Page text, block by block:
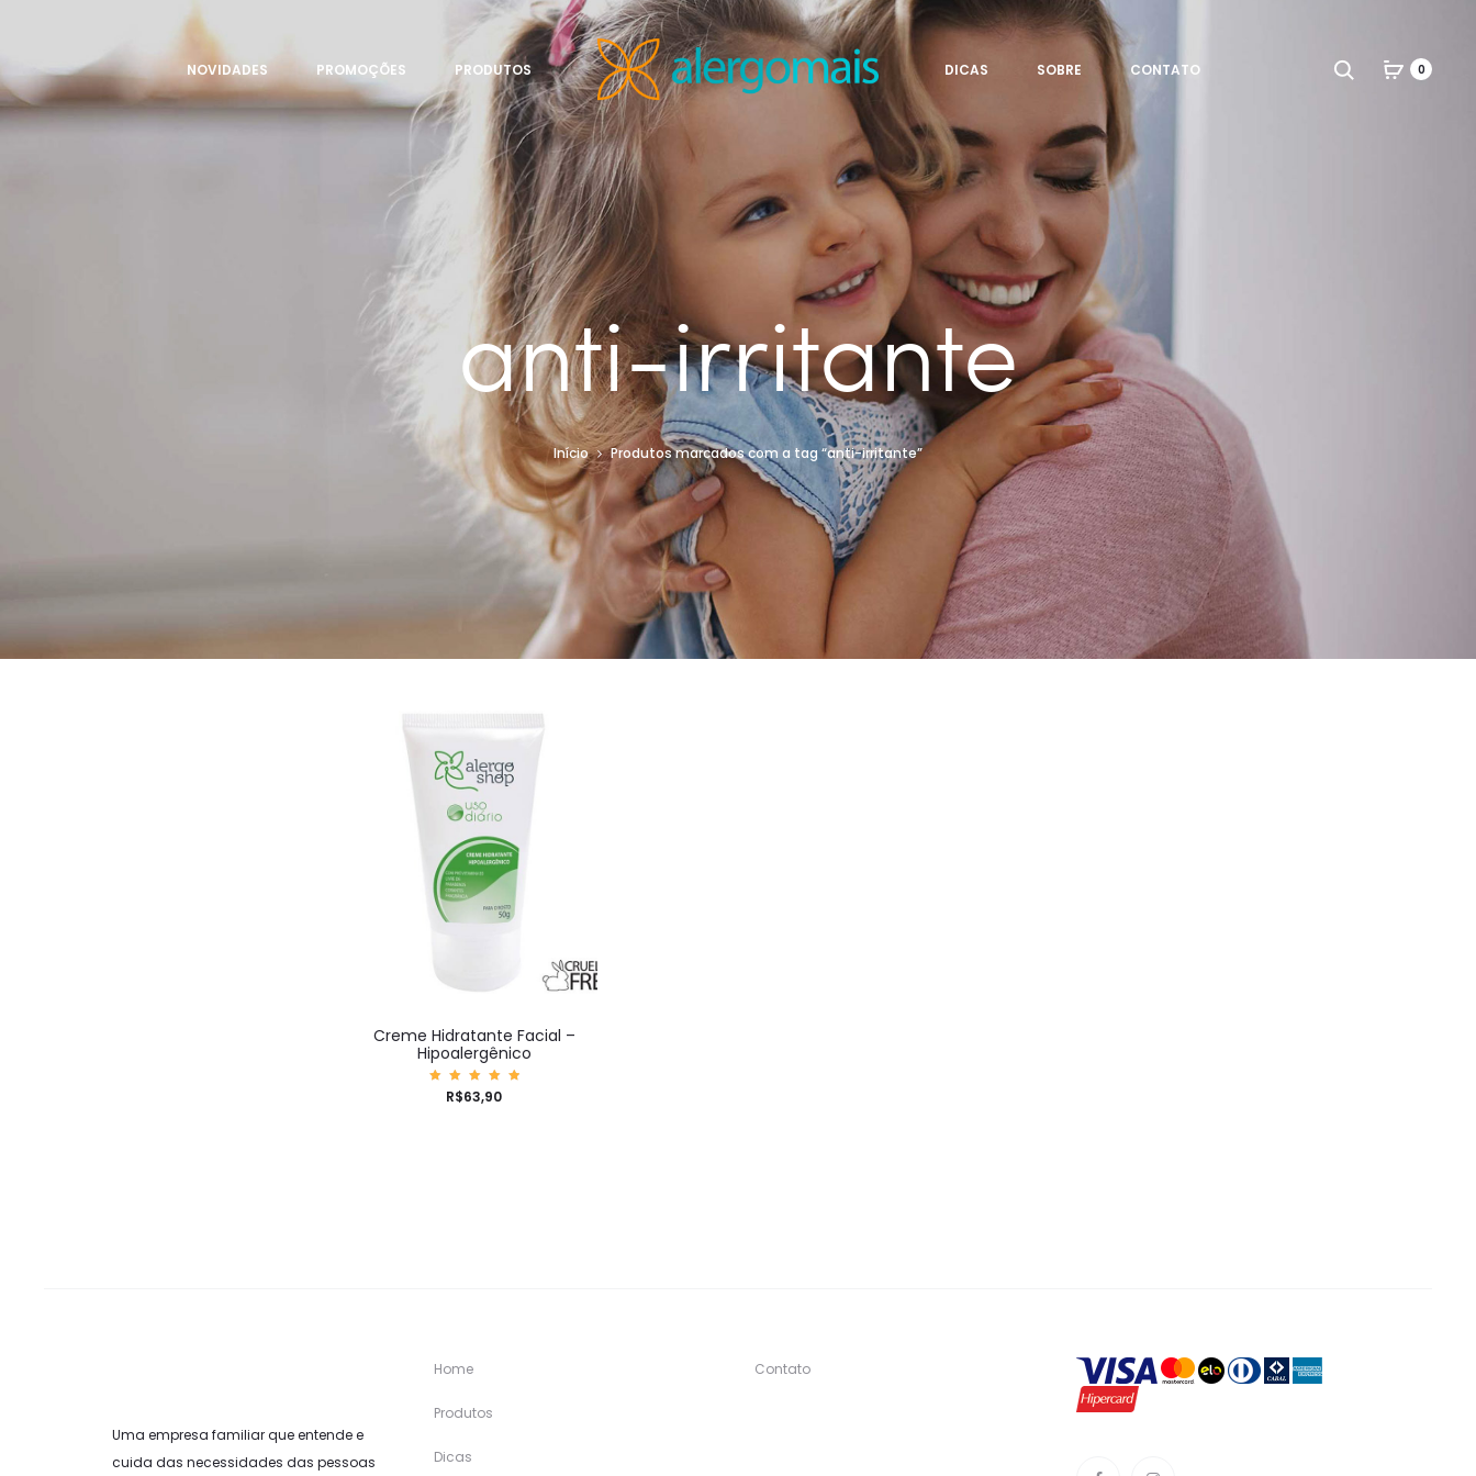
NOVIDADES PROMOÇÕES PRODUTOS DICAS SOBRE CONTATO Search 0
anti-irritante
Início Produtos marcados com a tag “anti-irritante”
Creme Hidratante Facial –
Hipoalergênico
Avaliaç
ão
R$63,90
Uma empresa familiar que entende e
cuida das necessidades das pessoas
Home
Produtos
Dicas
Contato